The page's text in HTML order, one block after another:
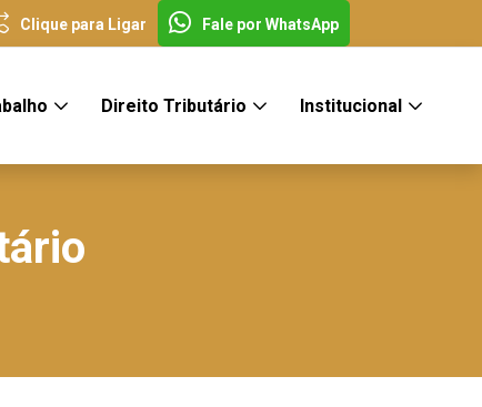
Clique para Ligar Fale por WhatsApp
Direito Tributário Institucional